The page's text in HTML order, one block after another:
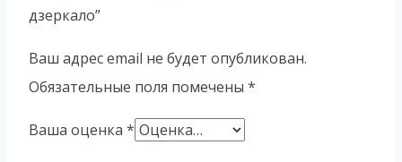
дзеркало”
Ваш адрес email не будет опубликован.
Обязательные поля помечены *
Ваша оценка *